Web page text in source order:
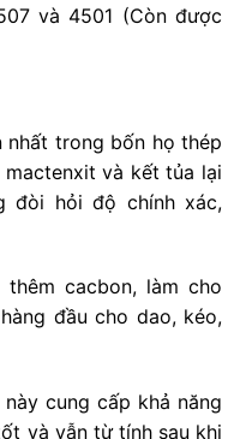
và 4501 (Còn được
trong bốn họ thép
và kết tủa lại
đòi hỏi độ chính xác,
cacbon, làm cho
đầu cho dao, kéo,
cung cấp khả năng
và vẫn từ tính sau khi